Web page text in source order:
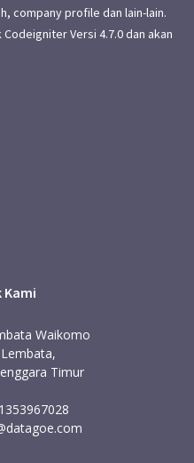
company profile dan lain-lain.
Versi 4.7.0 dan akan
Kami
Waikomo
Timur